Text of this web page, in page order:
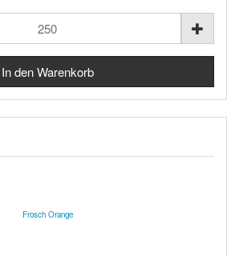
Frosch Orange